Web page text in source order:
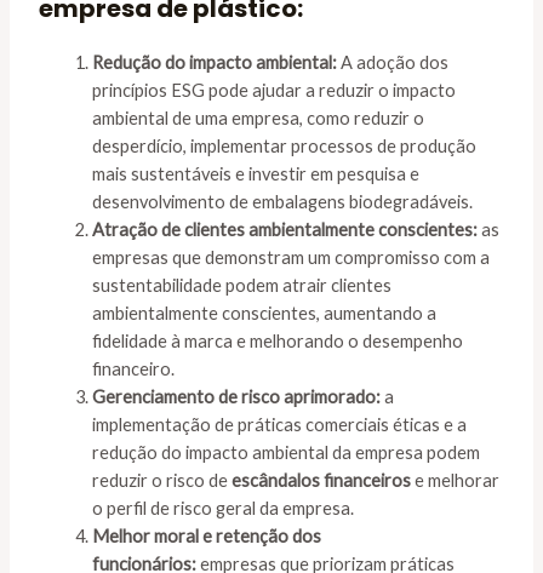
empresa de plástico:
Redução do impacto ambiental:A adoção dos
princípios ESG pode ajudar a reduzir o impacto
ambiental de uma empresa, como reduzir o
desperdício, implementar processos de produção
mais sustentáveis e investir em pesquisa e
desenvolvimento de embalagens biodegradáveis.
Atração de clientes ambientalmente conscientes:as
empresas que demonstram um compromisso com a
sustentabilidade podem atrair clientes
ambientalmente conscientes, aumentando a
fidelidade à marca e melhorando o desempenho
financeiro.
Gerenciamento de risco aprimorado:a
implementação de práticas comerciais éticas e a
redução do impacto ambiental da empresa podem
reduzir o risco deescândalos financeirose melhorar
o perfil de risco geral da empresa.
Melhor moral e retenção dos
funcionários:empresas que priorizam práticas